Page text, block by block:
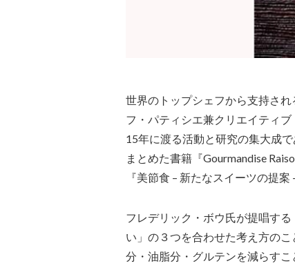
世界のトップシェフから支持さ
フ・パティシエ兼クリエイティ
15年に渡る活動と研究の集大成
まとめた書籍『Gourmandise
『美節食 – 新たなスイーツの提
フレデリック・ボウ氏が提唱す
い」の３つを合わせた考え方の
分・油脂分・グルテンを減らす